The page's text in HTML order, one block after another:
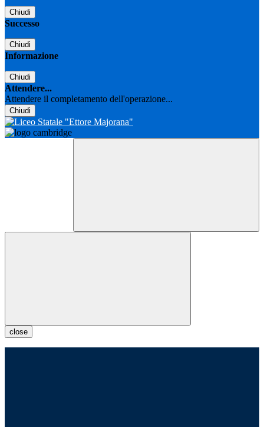
Chiudi
Successo
Chiudi
Informazione
Chiudi
Attendere...
Attendere il completamento dell'operazione...
Chiudi
close